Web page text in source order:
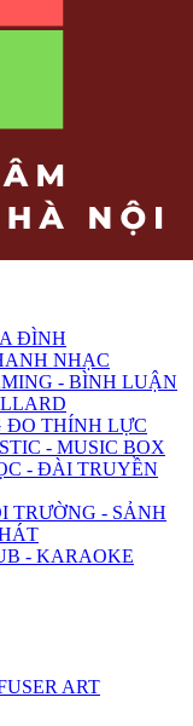
ĐÌNH
NHẠC
- BÌNH LUẬN
ĐO THÍNH LỰC
- MUSIC BOX
- ĐÀI TRUYỀN
TRƯỜNG - SẢNH
- KARAOKE
ART